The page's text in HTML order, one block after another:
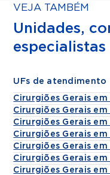
VEJA TAMBÉM
Unidades,
UFs de atendimento
Cirurgiões Gerais em
Cirurgiões Gerais em
Cirurgiões Gerais em
Cirurgiões Gerais em
Cirurgiões Gerais em
Cirurgiões Gerais em
Cirurgiões Gerais em